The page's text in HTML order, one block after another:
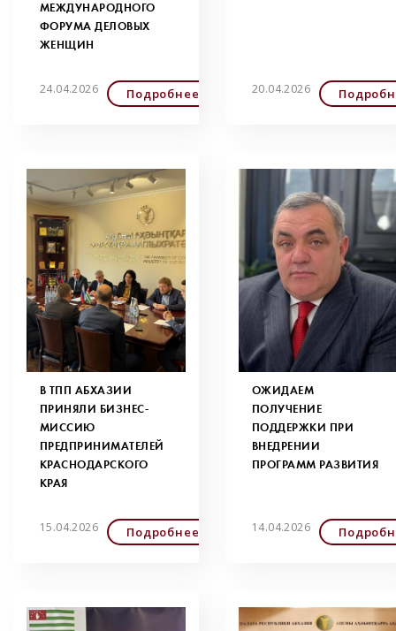
МЕЖДУНАРОДНОГО
ФОРУМА ДЕЛОВЫХ
ЖЕНЩИН
24.04.2026 Подробнее 20.04.2026
В ТПП АБХАЗИИ
ПРИНЯЛИ БИЗНЕС-
МИССИЮ
ПРЕДПРИНИМАТЕЛЕЙ
КРАСНОДАРСКОГО
КРАЯ
15.04.2026 Подробнее
ОЖИДАЕМ
ПОЛУЧЕНИЕ
ПОДДЕРЖКИ ПРИ
ВНЕДРЕНИИ
ПРОГРАММ РАЗВИТИЯ
14.04.2026